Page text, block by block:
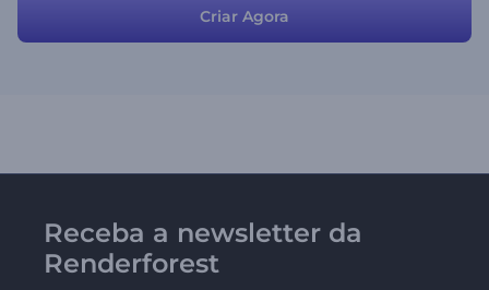
Criar Agora
Receba a newsletter da
Renderforest